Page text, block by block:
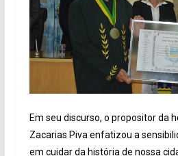
Em seu discurso, o propositor da
Zacarias Piva enfatizou a
em cuidar da história de nossa